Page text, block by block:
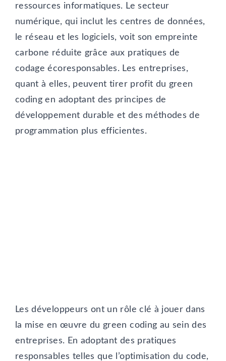
ressources informatiques. Le secteur
numérique, qui inclut les centres de données,
le réseau et les logiciels, voit son empreinte
carbone réduite grâce aux pratiques de
codage écoresponsables. Les entreprises,
quant à elles, peuvent tirer profit du green
coding en adoptant des principes de
développement durable et des méthodes de
programmation plus efficientes.
Les développeurs ont un rôle clé à jouer dans
la mise en œuvre du green coding au sein des
entreprises. En adoptant des pratiques
responsables telles que l’optimisation du code,